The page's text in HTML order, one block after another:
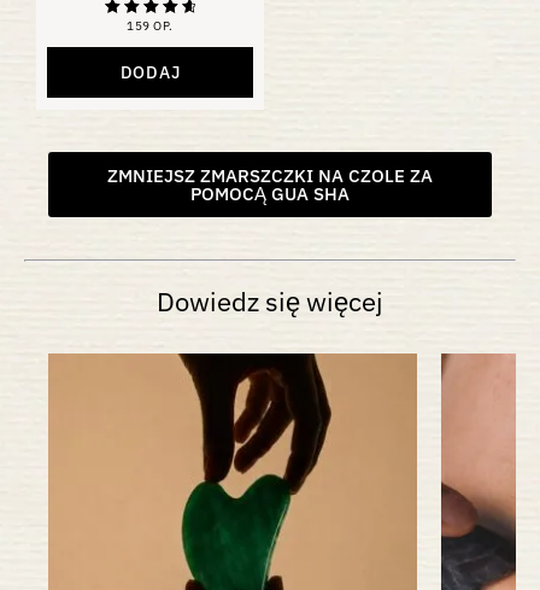
159 OP.
Ocena
DODAJ
ZMNIEJSZ ZMARSZCZKI NA CZOLE ZA
POMOCĄ GUA SHA
Dowiedz się więcej